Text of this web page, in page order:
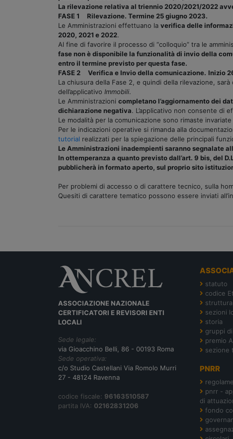
La rilevazione relativa al triennio 2020/2021/2022
FASE 1 Rilevazione. Termine 25 giugno 2023.
Le Amministrazioni effettuano la verifica delle
2020, 2021 e 2022.
Al fine di favorire il processo di “colloquio” tra le
fase non è disponibile la funzionalità di invio della
entro il termine previsto per questa fase.
FASE 2 Verifica e Invio della comunicazione. Inizio
La chiusura della Fase 2, e quindi della rilevazione,
dell’applicativo Immobili.
Le Amministrazioni completano l’aggiornamento dei
dichiarazione negativa. L’applicativo non consente di
Le modalità per la comunicazione sono rimaste
Per le indicazioni operative si rimanda alla
tutorial realizzati per la spiegazione delle principali
Le Amministrazioni inadempienti saranno segnalate
In ottemperanza a quanto previsto dall’art. 9 bis, del
pubblicherà in formato aperto, sul proprio sito
Per problemi di accesso o di carattere tecnico, sulla
Quesiti di carattere tematico possono essere inviati
ASSOCIAZIONE NAZIONALE
CERTIFICATORI E REVISORI ENTI
LOCALI
Sede legale:
via Gioacchino Belli, 86 - 00193 Roma
Sede operativa:
c/o Studio Castellani Via Romolo Murri
27 - 48124 Ravenna
codice fiscale: 96163510587
partita IVA: 02162831206
statuto
codice
struttura
sezioni
storia
gruppi
premio
sezione
PNRR
pnrr -
di
fondo